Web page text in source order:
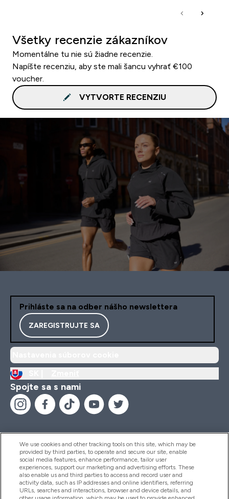
Všetky recenzie zákazníkov
Momentálne tu nie sú žiadne recenzie.
Napíšte recenziu, aby ste mali šancu vyhrať €100
voucher.
VYTVORTE RECENZIU
Prihláste sa na odber nášho newslettera
ZAREGISTRUJTE SA
Spojte sa s nami
Pomoc & Informácie
Produkty
We use cookies and other tracking tools on this site, which may be
provided by third parties, to operate and secure our site, enable
social media features, enhance performance, tailor user
experiences, support our marketing and advertising efforts. These
also enable us and third parties to access and record user and
activity data, such as IP addresses and online identifiers, referring
URLs, searches and interactions, browser and device details, and